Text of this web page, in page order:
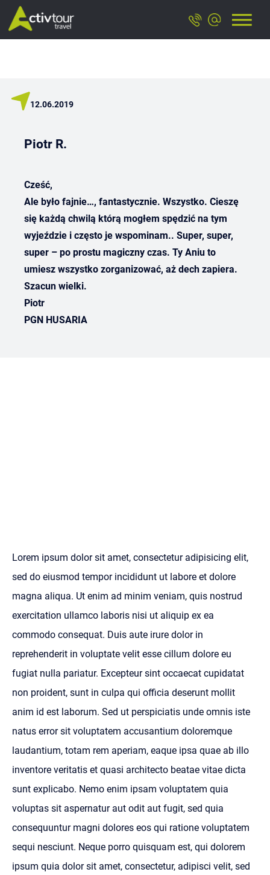
12.06.2019
Piotr R.
Cześć,
Ale było fajnie…, fantastycznie. Wszystko. Cieszę
się każdą chwilą którą mogłem spędzić na tym
wyjeździe i często je wspominam.. Super, super,
super – po prostu magiczny czas. Ty Aniu to
umiesz wszystko zorganizować, aż dech zapiera.
Szacun wielki.
Piotr
PGN HUSARIA
Lorem ipsum dolor sit amet, consectetur adipisicing elit,
sed do eiusmod tempor incididunt ut labore et dolore
magna aliqua. Ut enim ad minim veniam, quis nostrud
exercitation ullamco laboris nisi ut aliquip ex ea
commodo consequat. Duis aute irure dolor in
reprehenderit in voluptate velit esse cillum dolore eu
fugiat nulla pariatur. Excepteur sint occaecat cupidatat
non proident, sunt in culpa qui officia deserunt mollit
anim id est laborum. Sed ut perspiciatis unde omnis iste
natus error sit voluptatem accusantium doloremque
laudantium, totam rem aperiam, eaque ipsa quae ab illo
inventore veritatis et quasi architecto beatae vitae dicta
sunt explicabo. Nemo enim ipsam voluptatem quia
voluptas sit aspernatur aut odit aut fugit, sed quia
consequuntur magni dolores eos qui ratione voluptatem
sequi nesciunt. Neque porro quisquam est, qui dolorem
ipsum quia dolor sit amet, consectetur, adipisci velit, sed